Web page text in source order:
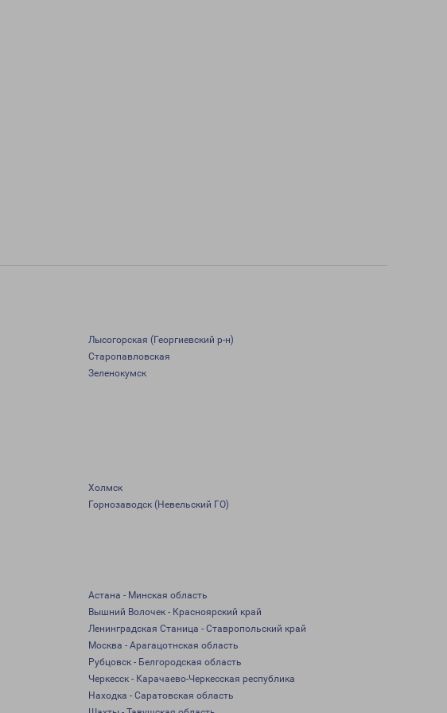
Лысогорская (Георгиевский р-н)
Старопавловская
Зеленокумск
Холмск
Горнозаводск (Невельский ГО)
Астана - Минская область
Вышний Волочек - Красноярский край
Ленинградская Станица - Ставропольский край
Москва - Арагацотнская область
Рубцовск - Белгородская область
Черкесск - Карачаево-Черкесская республика
Находка - Саратовская область